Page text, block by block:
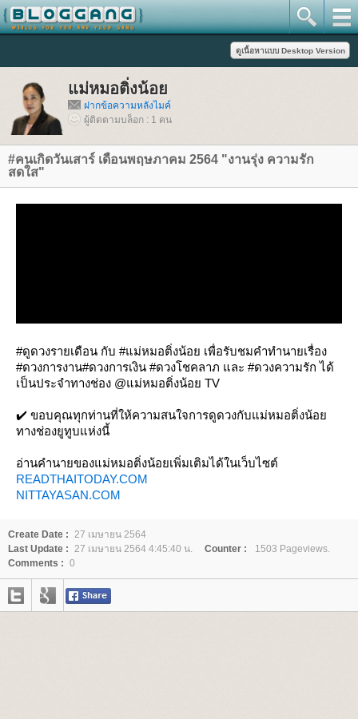
ม่หมอติ่งน้อ
ฝากข้อความหลังไมค์
ผู้ติดตามบล็อก : 1 คน
#คนเกิดวันเสาร์ เดือนพฤษภาคม 2564 "งานรุ่ง ความรัก
สดใส"
#ดูดวงรายเดือน กับ #แม่หมอติ่งน้อย เพื่อรับชมคำทำนายเรื่อง
#ดวงการงาน#ดวงการเงิน #ดวงโชคลาภ และ #ดวงความรัก ได้
เป็นประจำทางช่อง @แม่หมอติ่งน้อย TV ​
✔️ ขอบคุณทุกท่านที่ให้ความสนใจการดูดวงกับแม่หมอติ่งน้อ
ทางช่องยูทูบแห่งนี้
อ่านคำนายของแม่หมอติ่งน้อยเพิ่มเติมได้ในเว็บไซต์
READTHAITODAY.COM
NITTAYASAN.COM
Create Date : 27 เมษายน 2564
Last Update : 27 เมษายน 2564 4:45:40 น. Counter :
1503 Pageviews.
Comments : 0